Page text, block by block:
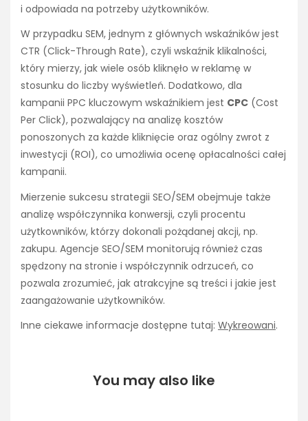
i odpowiada na potrzeby użytkowników.
W przypadku SEM, jednym z głównych wskaźników jest
CTR (Click-Through Rate), czyli wskaźnik klikalności,
który mierzy, jak wiele osób kliknęło w reklamę w
stosunku do liczby wyświetleń. Dodatkowo, dla
kampanii PPC kluczowym wskaźnikiem jest CPC (Cost
Per Click), pozwalający na analizę kosztów
ponoszonych za każde kliknięcie oraz ogólny zwrot z
inwestycji (ROI), co umożliwia ocenę opłacalności całej
kampanii.
Mierzenie sukcesu strategii SEO/SEM obejmuje także
analizę współczynnika konwersji, czyli procentu
użytkowników, którzy dokonali pożądanej akcji, np.
zakupu. Agencje SEO/SEM monitorują również czas
spędzony na stronie i współczynnik odrzuceń, co
pozwala zrozumieć, jak atrakcyjne są treści i jakie jest
zaangażowanie użytkowników.
Inne ciekawe informacje dostępne tutaj: Wykreowani.
You may also like